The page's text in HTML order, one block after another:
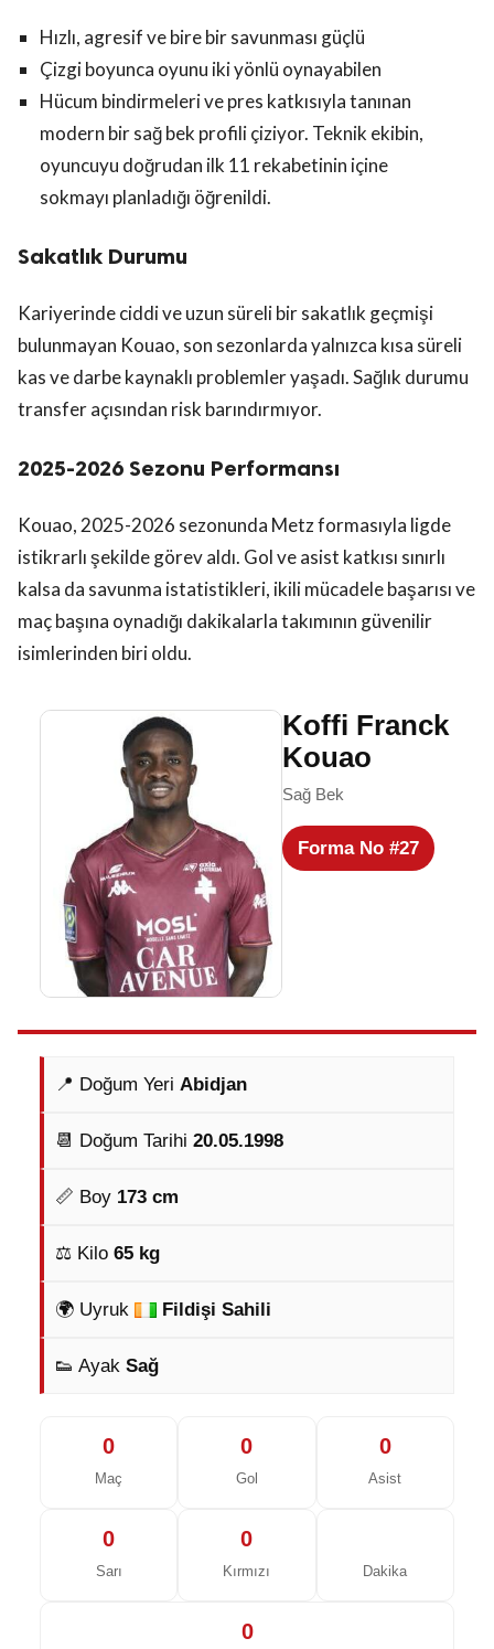
Hızlı, agresif ve bire bir savunması güçlü
Çizgi boyunca oyunu iki yönlü oynayabilen
Hücum bindirmeleri ve pres katkısıyla tanınan
modern bir sağ bek profili çiziyor. Teknik ekibin,
oyuncuyu doğrudan ilk 11 rekabetinin içine
sokmayı planladığı öğrenildi.
Sakatlık Durumu
Kariyerinde ciddi ve uzun süreli bir sakatlık geçmişi
bulunmayan Kouao, son sezonlarda yalnızca kısa süreli
kas ve darbe kaynaklı problemler yaşadı. Sağlık durumu
transfer açısından risk barındırmıyor.
2025-2026 Sezonu Performansı
Kouao, 2025-2026 sezonunda Metz formasıyla ligde
istikrarlı şekilde görev aldı. Gol ve asist katkısı sınırlı
kalsa da savunma istatistikleri, ikili mücadele başarısı ve
maç başına oynadığı dakikalarla takımının güvenilir
isimlerinden biri oldu.
Koffi Franck
Kouao
Sağ Bek
Forma No #27
📍 Doğum Yeri Abidjan
📆 Doğum Tarihi 20.05.1998
📏 Boy 173 cm
⚖️ Kilo 65 kg
🌍 Uyruk Fildişi Sahili
👟 Ayak Sağ
0
Maç
0
Gol
0
Asist
0
Sarı
0
Kırmızı Dakika
0